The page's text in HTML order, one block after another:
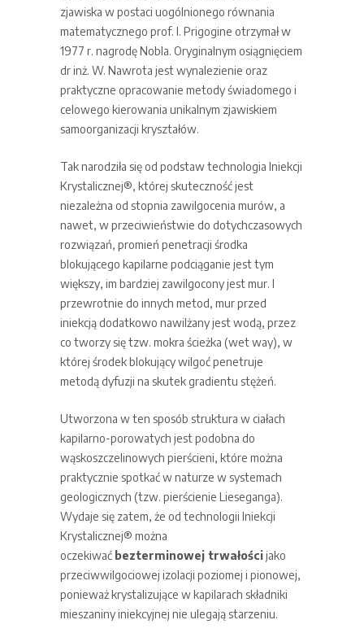
zjawiska w postaci uogólnionego równania
matematycznego prof. I. Prigogine otrzymał w
1977 r. nagrodę Nobla. Oryginalnym osiągnięciem
dr inż. W. Nawrota jest wynalezienie oraz
praktyczne opracowanie metody świadomego i
celowego kierowania unikalnym zjawiskiem
samoorganizacji kryształów.
Tak narodziła się od podstaw technologia Iniekcji
Krystalicznej®, której skuteczność jest
niezależna od stopnia zawilgocenia murów, a
nawet, w przeciwieństwie do dotychczasowych
rozwiązań, promień penetracji środka
blokującego kapilarne podciąganie jest tym
większy, im bardziej zawilgocony jest mur. I
przewrotnie do innych metod, mur przed
iniekcją dodatkowo nawilżany jest wodą, przez
co tworzy się tzw. mokra ścieżka (wet way), w
której środek blokujący wilgoć penetruje
metodą dyfuzji na skutek gradientu stężeń.
Utworzona w ten sposób struktura w ciałach
kapilarno-porowatych jest podobna do
wąskoszczelinowych pierścieni, które można
praktycznie spotkać w naturze w systemach
geologicznych (tzw. pierścienie Lieseganga).
Wydaje się zatem, że od technologii Iniekcji
Krystalicznej® można
oczekiwać bezterminowej trwałościjako
przeciwwilgociowej izolacji poziomej i pionowej,
ponieważ krystalizujące w kapilarach składniki
mieszaniny iniekcyjnej nie ulegają starzeniu.